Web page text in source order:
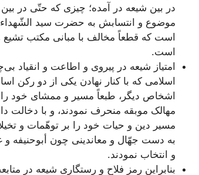
در بین شیعه در آمده؛ چیزی که حتّی در
موضوع و انتسابش به حضرت سید الشّهداء
است که قطعاً مخالف با مبانی مکتب
است.
امتیاز شیعه در پیروی و اطاعت و
اسلامی که با کنار نهادن یکی از دو رکن
اشخاص دیگر، طبعاً مسیر و ممشای خود را
مهالک موبقه منحرف نمودند، و با
مسیر دین و حیات خود را بر توهّمات و
به دست جهّال و معاندینی چون أبوحنیفه و
و انتخاب نمودند.
بنابراین رمز فلاح و رستگاری شیعه در